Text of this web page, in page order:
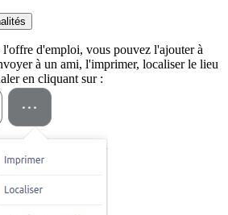
d'emploi, vous pouvez l'ajouter à
à un ami, l'imprimer, localiser le lieu
en cliquant sur :